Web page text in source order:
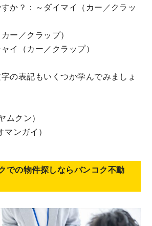
か？：～ダイマイ（カー／クラッ
ー／クラップ）
イ（カー／クラップ）
の表記もいくつか学んでみましょ
ムクン）
ンガイ）
での物件探しならバンコク不動